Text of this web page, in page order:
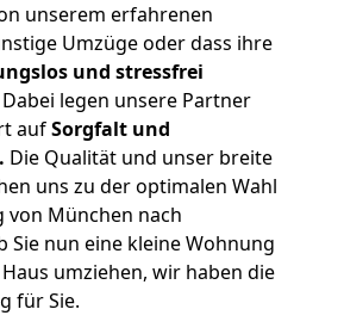
unserem erfahrenen
Umzüge oder dass ihre
und stressfrei
legen unsere Partner
aufSorgfalt und
Die Qualität und unser breite
uns zu der optimalen Wahl
München nach
Sie nun eine kleine Wohnung
umziehen, wir haben die
für Sie.